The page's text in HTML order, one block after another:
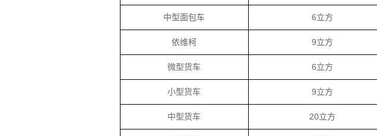
中型面包车 6立方
依维柯 9立方
微型货车 6立方
小型货车 9立方
中型货车 20立方